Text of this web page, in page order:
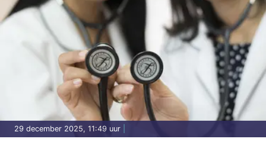
29 december 2025, 11:49 uur